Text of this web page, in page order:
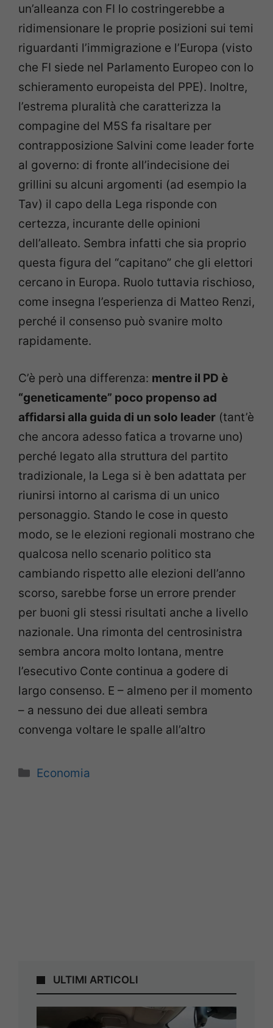
un’alleanza con FI lo costringerebbe a
ridimensionare le proprie posizioni sui temi
riguardanti l’immigrazione e l’Europa (visto
che FI siede nel Parlamento Europeo con lo
schieramento europeista del PPE). Inoltre,
l’estrema pluralità che caratterizza la
compagine del M5S fa risaltare per
contrapposizione Salvini come leader forte
al governo: di fronte all’indecisione dei
grillini su alcuni argomenti (ad esempio la
Tav) il capo della Lega risponde con
certezza, incurante delle opinioni
dell’alleato. Sembra infatti che sia proprio
questa figura del “capitano” che gli elettori
cercano in Europa. Ruolo tuttavia rischioso,
come insegna l’esperienza di Matteo Renzi,
perché il consenso può svanire molto
rapidamente.
C’è però una differenza: mentre il PD è
“geneticamente” poco propenso ad
affidarsi alla guida di un solo leader (tant’è
che ancora adesso fatica a trovarne uno)
perché legato alla struttura del partito
tradizionale, la Lega si è ben adattata per
riunirsi intorno al carisma di un unico
personaggio. Stando le cose in questo
modo, se le elezioni regionali mostrano che
qualcosa nello scenario politico sta
cambiando rispetto alle elezioni dell’anno
scorso, sarebbe forse un errore prender
per buoni gli stessi risultati anche a livello
nazionale. Una rimonta del centrosinistra
sembra ancora molto lontana, mentre
l’esecutivo Conte continua a godere di
largo consenso. E – almeno per il momento
– a nessuno dei due alleati sembra
convenga voltare le spalle all’altro
Categorie
Economia
ULTIMI ARTICOLI